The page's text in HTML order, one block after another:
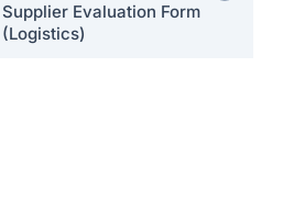
Supplier Evaluation Form
(Logistics)